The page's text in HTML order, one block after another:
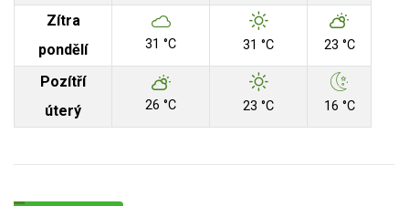
Zítra
pondělí
31 °C 31 °C 23 °C
Pozítří
úterý
26 °C 23 °C 16 °C